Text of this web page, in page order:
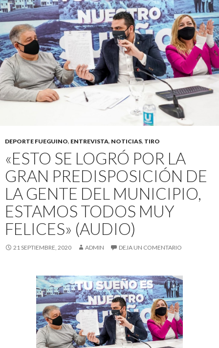
DEPORTE FUEGUINO, ENTREVISTA, NOTICIAS, TIRO
«ESTO SE LOGRÓ POR LA
GRAN PREDISPOSICIÓN DE
LA GENTE DEL MUNICIPIO,
ESTAMOS TODOS MUY
FELICES» (AUDIO)
21 SEPTIEMBRE, 2020 ADMIN DEJA UN COMENTARIO